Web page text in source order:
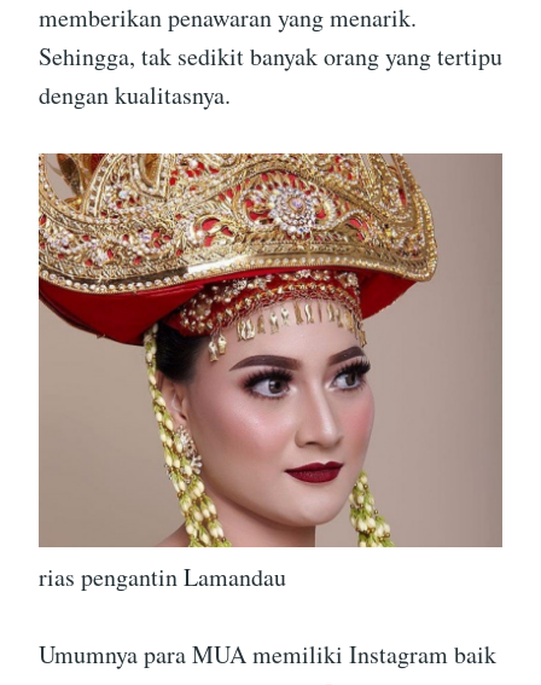
memberikan penawaran yang menarik.
Sehingga, tak sedikit banyak orang yang tertipu
dengan kualitasnya.
rias pengantin Lamandau
Umumnya para MUA memiliki Instagram baik